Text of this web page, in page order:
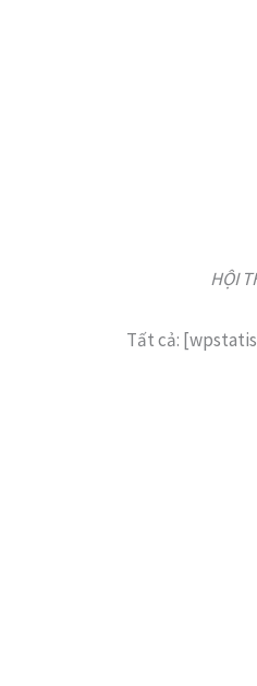
HỘI
Tất cả: